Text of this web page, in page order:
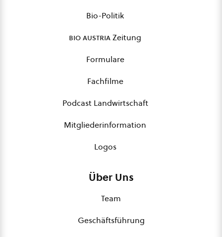
Bio-Politik
bio austriaZeitung
Formulare
Fachfilme
Podcast Landwirtschaft
Mitgliederinformation
Logos
Über Uns
Team
Geschäftsführung